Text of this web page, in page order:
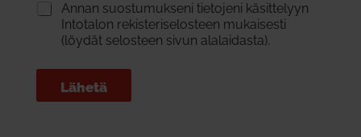
Annan suostumukseni tietojeni käsittelyyn
Intotalon rekisteriselosteen mukaisesti
(löydät selosteen sivun alalaidasta).
Lähetä